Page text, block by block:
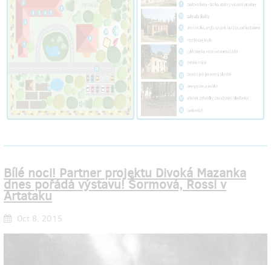
Bílé noci! Partner projektu Divoká Mazanka
dnes pořádá výstavu! Šormová, Rossi v
Artataku
Oct 8, 2015